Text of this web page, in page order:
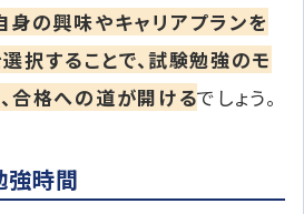
身の興味やキャリアプランを
択することで、試験勉強のモ
合格への道が開けるでしょう。
強時間